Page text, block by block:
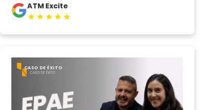
ATM Excite
★★★★★
CASO DE ÉXITO